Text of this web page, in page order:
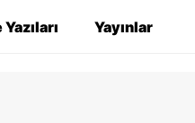
Yayınlar